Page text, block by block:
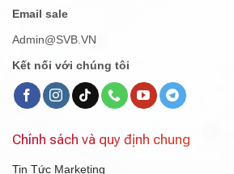
Email sale
Admin@SVB.VN
Kết nối với chúng tôi
Chính sách và quy định chung
Tin Tức Marketing